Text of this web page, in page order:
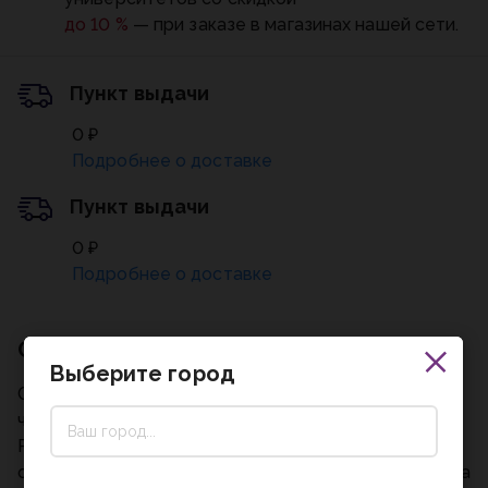
Описание
Окружающий мир. Рабочая тетрадь. 3 класс. В 2
частях. Комплект 2026 год. ФГОС
Рабочая тетрадь предназначена для учащихся
общеобразовательных организаций и подготовлена
до 10 % — при заказе в магазинах нашей сети.
Пункт выдачи
0 ₽
Подробнее о доставке
Пункт выдачи
0 ₽
Подробнее о доставке
Выберите город